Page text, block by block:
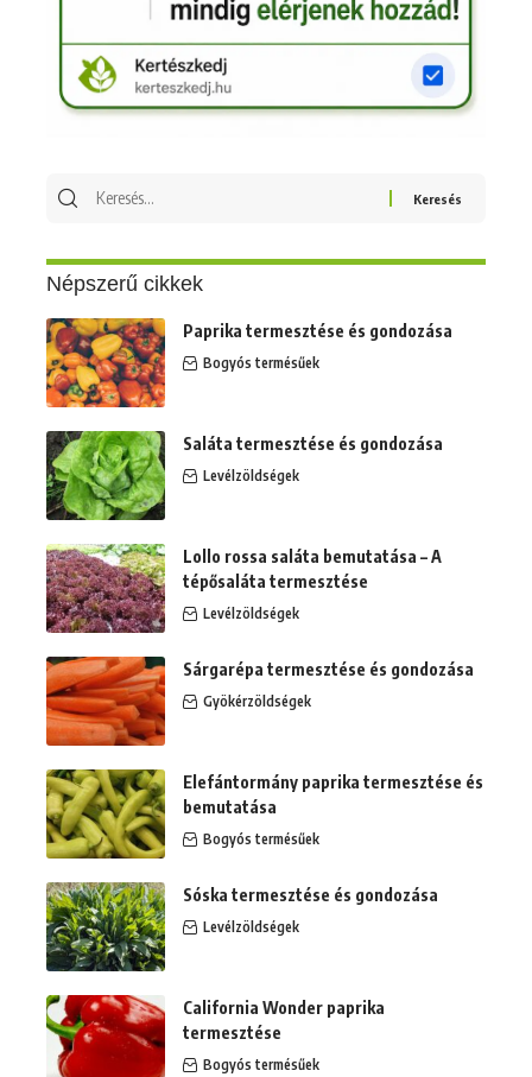
Keresés
Népszerű cikkek
Paprika termesztése és gondozása
Bogyós termésűek
Saláta termesztése és gondozása
Levélzöldségek
Lollo rossa saláta bemutatása – A
tépősaláta termesztése
Levélzöldségek
Sárgarépa termesztése és gondozása
Gyökérzöldségek
Elefántormány paprika termesztése és
bemutatása
Bogyós termésűek
Sóska termesztése és gondozása
Levélzöldségek
California Wonder paprika
termesztése
Bogyós termésűek